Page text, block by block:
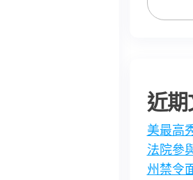
近
美最高
法院參
州禁令